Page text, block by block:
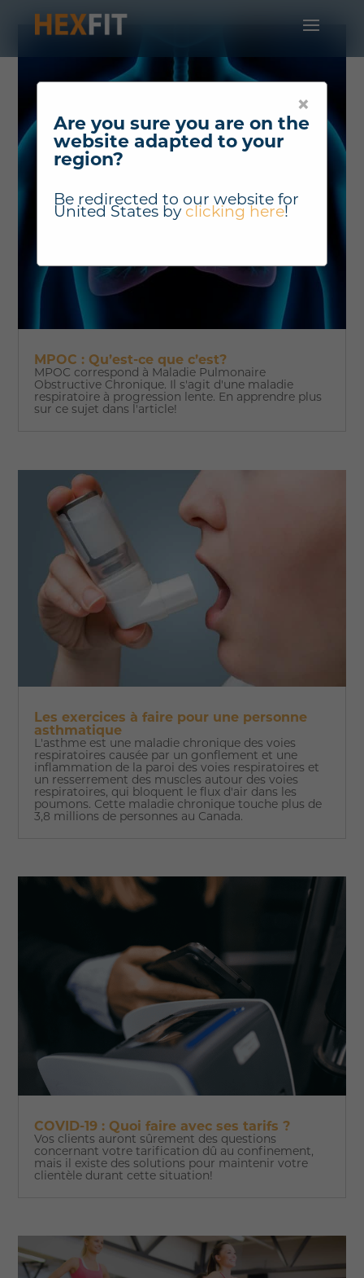
×
Are you sure you are on the
website adapted to your
region?
Be redirected to our website for
United Statesby clicking here!
MPOC : Qu’est-ce que c’est?
MPOC correspond à Maladie Pulmonaire
Obstructive Chronique. Il s'agit d'une maladie
respiratoire à progression lente. En apprendre plus
sur ce sujet dans l'article!
Les exercices à faire pour une personne
asthmatique
L'asthme est une maladie chronique des voies
respiratoires causée par un gonflement et une
inflammation de la paroi des voies respiratoires et
un resserrement des muscles autour des voies
respiratoires, qui bloquent le flux d'air dans les
poumons. Cette maladie chronique touche plus de
3,8 millions de personnes au Canada.
COVID-19 : Quoi faire avec ses tarifs ?
Vos clients auront sûrement des questions
concernant votre tarification dû au confinement,
mais il existe des solutions pour maintenir votre
clientèle durant cette situation!